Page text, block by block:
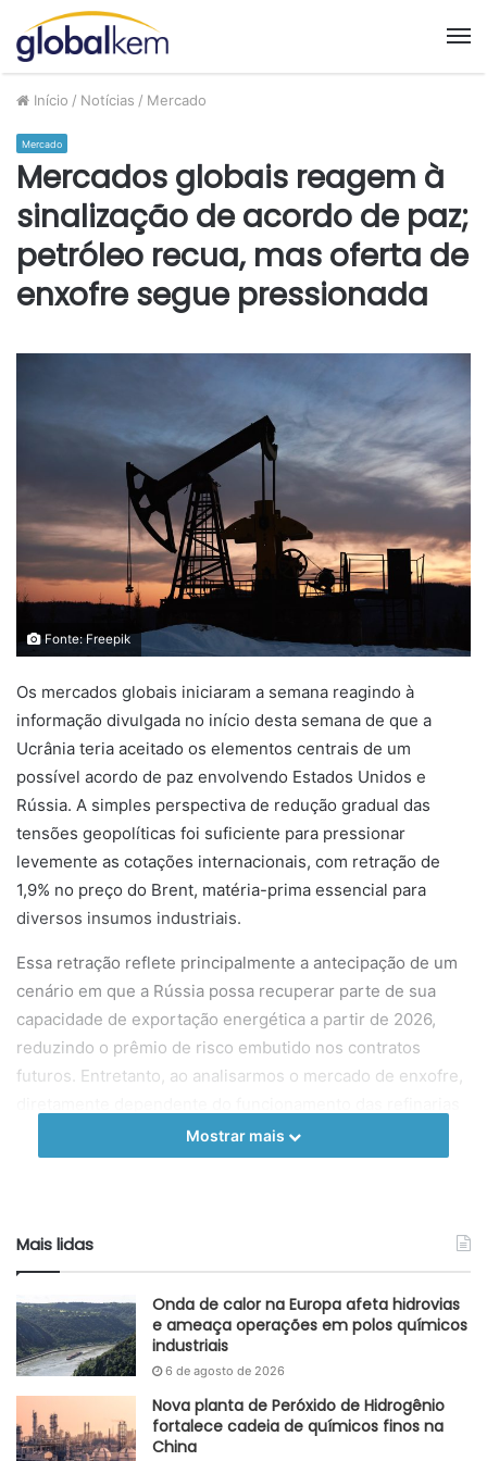
Início / Notícias / Mercado
Mercado
Mercados globais reagem à
sinalização de acordo de paz;
petróleo recua, mas oferta de
enxofre segue pressionada
Fonte: Freepik
Os mercados globais iniciaram a semana reagindo à
informação divulgada no início desta semana de que a
Ucrânia teria aceitado os elementos centrais de um
possível acordo de paz envolvendo Estados Unidos e
Rússia. A simples perspectiva de redução gradual das
tensões geopolíticas foi suficiente para pressionar
levemente as cotações internacionais, com retração de
1,9% no preço do Brent, matéria-prima essencial para
diversos insumos industriais.
Essa retração reflete principalmente a antecipação de um
cenário em que a Rússia possa recuperar parte de sua
capacidade de exportação energética a partir de 2026,
reduzindo o prêmio de risco embutido nos contratos
futuros. Entretanto, ao analisarmos o mercado de enxofre,
e da logística portuária russa, o impacto dessa sinalização
diplomática é diferente e muito mais complexo. Mesmo
restrições estruturais no Mar Negro e das incertezas
operacionais que afetam toda a cadeia de suprimento. Em
condições normais, a rota do Mar Negro absorveria grande
parte do volume exportado, mas a instabilidade reduz essa
capacidade e pressiona o abastecimento global.
Essa sensibilidade logística é crucial porque afeta
diretamente a oferta disponível no mercado spot,
Mostrar mais
Mais lidas
Onda de calor na Europa afeta hidrovias
e ameaça operações em polos químicos
industriais
6 de agosto de 2026
Nova planta de Peróxido de Hidrogênio
fortalece cadeia de químicos finos na
China